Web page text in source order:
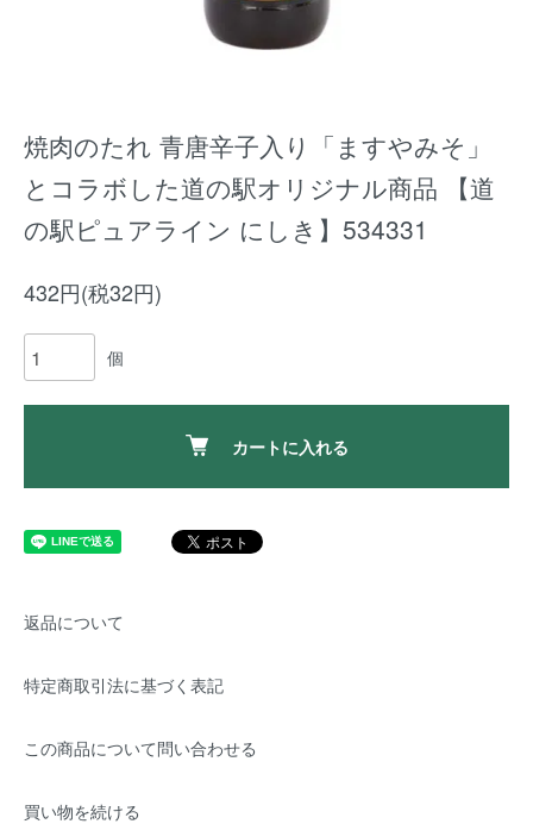
焼肉のたれ 青唐辛子入り「ますやみそ」
とコラボした道の駅オリジナル商品 【道
の駅ピュアライン にしき】534331
432円(税32円)
個
カートに入れる
返品について
特定商取引法に基づく表記
この商品について問い合わせる
買い物を続ける